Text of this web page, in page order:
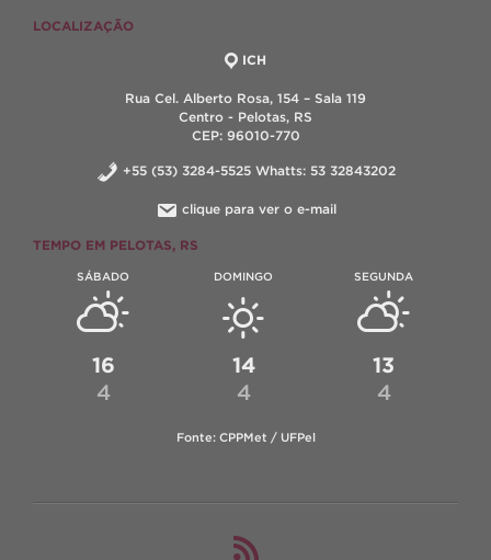
LOCALIZAÇÃO
ICH
Rua Cel. Alberto Rosa, 154 – Sala 119
Centro - Pelotas, RS
CEP: 96010-770
+55 (53) 3284-5525 Whatts: 53 32843202
clique para ver o e-mail
TEMPO EM PELOTAS, RS
SÁBADO
16
4
DOMINGO
14
4
SEGUNDA
13
4
Fonte: CPPMet / UFPel